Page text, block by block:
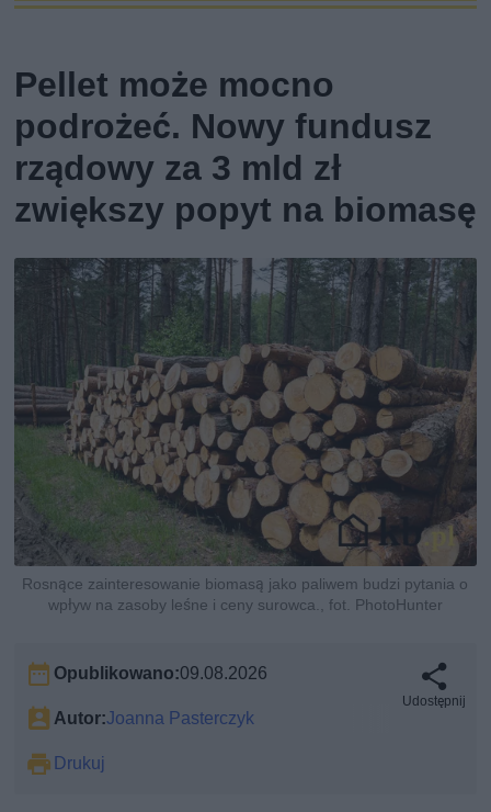
Pellet może mocno
podrożeć. Nowy fundusz
rządowy za 3 mld zł
zwiększy popyt na biomasę
Rosnące zainteresowanie biomasą jako paliwem budzi pytania o
wpływ na zasoby leśne i ceny surowca., fot. PhotoHunter
Opublikowano:09.08.2026
Autor:Joanna Pasterczyk
Drukuj
Udostępnij